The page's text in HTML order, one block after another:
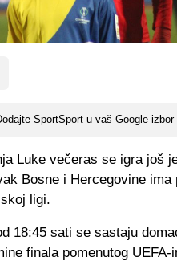
SportSport u vaš Google izbor
Luke večeras se igra još
Bosne i Hercegovine
ligi.
18:45 sati se sastaju
finala pomenutog UEFA-